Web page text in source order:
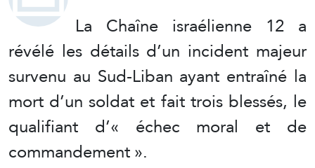
La Chaîne israélienne 12 a
révélé les détails d’un incident majeur
survenu au Sud-Liban ayant entraîné la
mort d’un soldat et fait trois blessés, le
qualifiant d’« échec moral et de
commandement ».